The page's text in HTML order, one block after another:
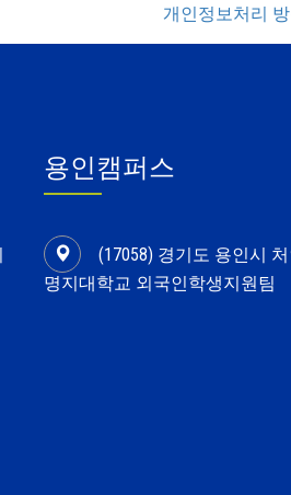
개인정보처리
용인캠퍼스
(17058) 경기도 용인시
명지대학교 외국인학생지원팀